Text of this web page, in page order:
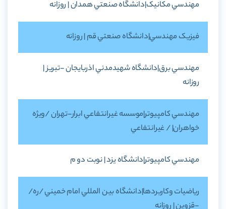
مهندسي مکانيک|دانشگاه صنعتي همدان | روزانه
فيزيک مهندسي|دانشگاه صنعتي قم | روزانه
مهندسي برق|دانشگاه شهيدمدني اذربايجان -تبريز |
روزانه
مهندسي کامپيوتر|موسسه غيرانتفاعي ابرار-تهران /ويژه
خواهران| / غيرانتفاعي
مهندسي کامپيوتر|دانشگاه يزد | نوبت دو م
رياضيات وکاربردها|دانشگاه بين المللي امام خميني /ره/
-قزوين | روزانه